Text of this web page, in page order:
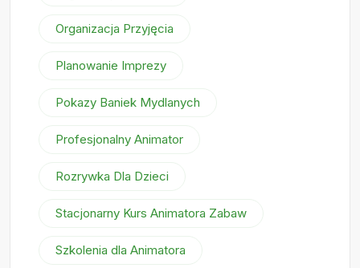
Organizacja Przyjęcia
Planowanie Imprezy
Pokazy Baniek Mydlanych
Profesjonalny Animator
Rozrywka Dla Dzieci
Stacjonarny Kurs Animatora Zabaw
Szkolenia dla Animatora